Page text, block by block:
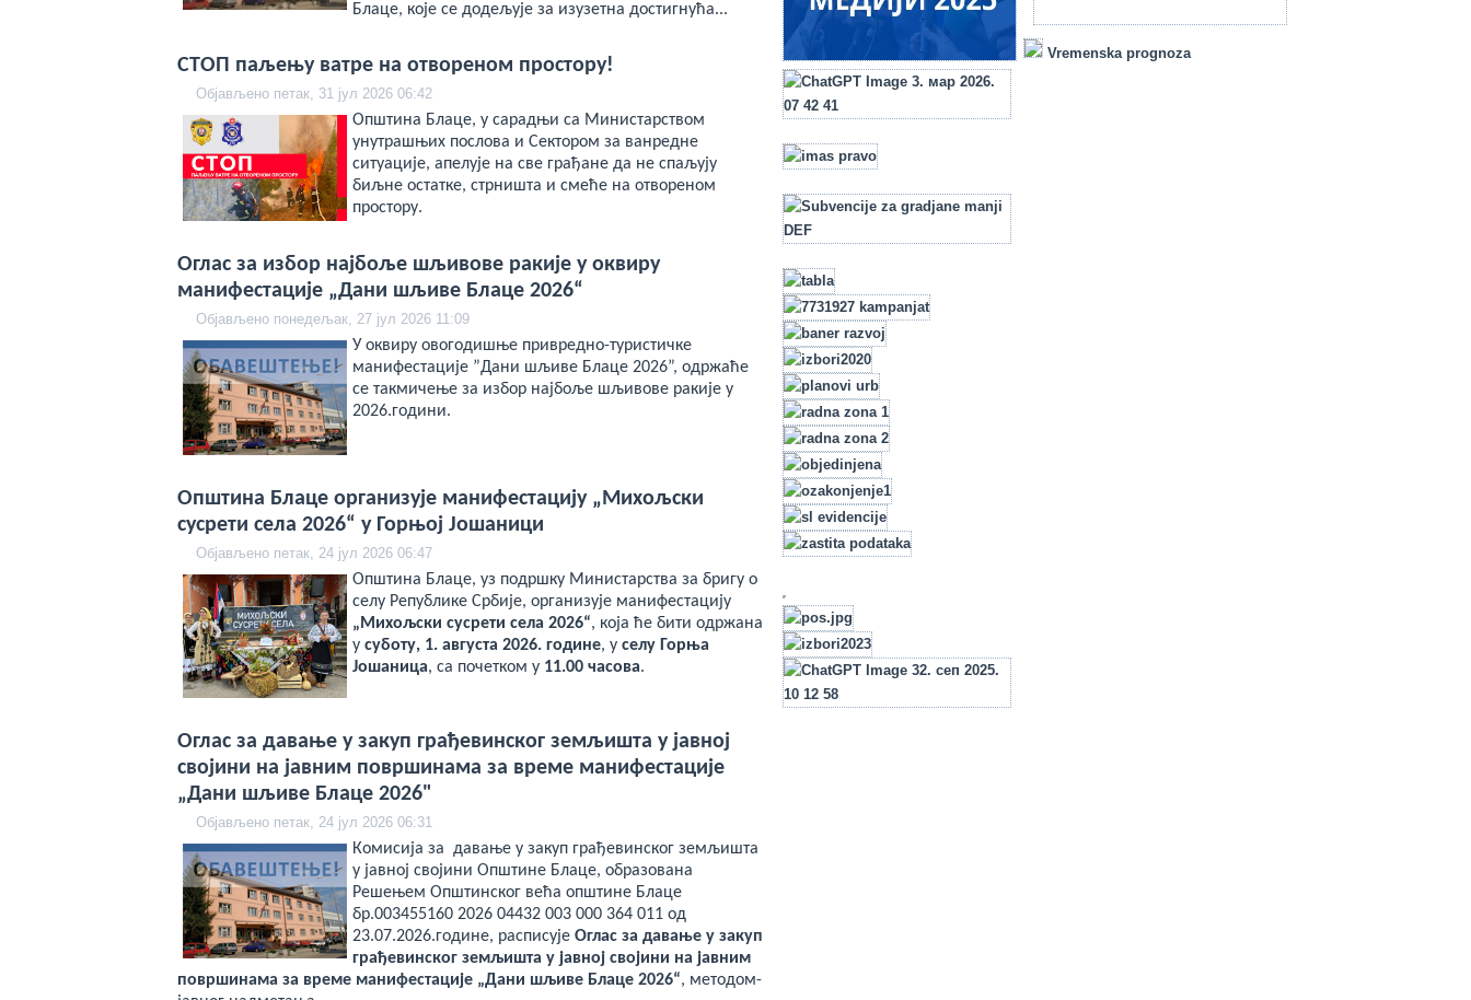
Блаце, које се додељује за изузетна достигнућа...
СТОП паљењу ватре на отвореном простору!
Објављено петак, 31 јул 2026 06:42
Општина Блаце, у сарадњи са Министарством
унутрашњих послова и Сектором за ванредне
ситуације, апелује на све грађане да не спаљују
биљне остатке, стрништа и смеће на отвореном
простору.
Oглас за избор најбоље шљивове ракије у оквиру
манифестације „Дани шљиве Блаце 2026“
Објављено понедељак, 27 јул 2026 11:09
У оквиру овогодишње привредно-туристичке
манифестације ”Дани шљиве Блаце 2026”, одржаће
се такмичење за избор најбоље шљивове ракије у
2026.години.
Општина Блаце организује манифестацију „Михољски
сусрети села 2026“ у Горњој Јошаници
Објављено петак, 24 јул 2026 06:47
Општина Блаце, уз подршку Министарства за бригу о
селу Републике Србије, организује манифестацију
„Михољски сусрети села 2026“, која ће бити одржана
у суботу, 1. августа 2026. године, у селу Горња
Јошаница, са почетком у 11.00 часова.
Оглас за давање у закуп грађевинског земљишта у јавној
својини на јавним површинама за време манифестације
„Дани шљиве Блаце 2026"
Објављено петак, 24 јул 2026 06:31
Комисија за давање у закуп грађевинског земљишта
у јавној својини Општине Блаце, образована
Решењем Општинског већа општине Блаце
бр.003455160 2026 04432 003 000 364 011 од
23.07.2026.године, расписује Оглас за давање у закуп
грађевинског земљишта у јавној својини на јавним
површинама за време манифестације „Дани шљиве Блаце 2026“, методом-
Vremenska prognoza